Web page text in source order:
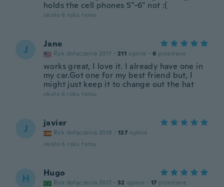
holds the cell phones 5"-6" not :(
około 6 roku temu
J Jane
Rok dołączenia 2017 · 211 opinie · 6 przesłane
works great, I love it. I already have one in
my car.Got one for my best friend but, I
might just keep it to change out the hat
około 6 roku temu
J javier
Rok dołączenia 2018 · 127 opinie
około 6 roku temu
H Hugo
Rok dołączenia 2017 · 32 opinie · 17 przesłane